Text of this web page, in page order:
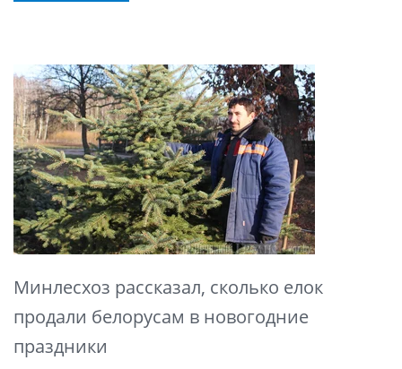
Минлесхоз рассказал, сколько елок
продали белорусам в новогодние
праздники